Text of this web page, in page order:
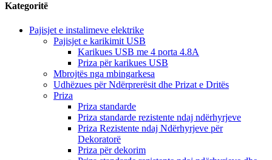
Kategoritë
Pajisjet e instalimeve elektrike
Pajisjet e karikimit USB
Karikues USB me 4 porta 4.8A
Priza për karikues USB
Mbrojtës nga mbingarkesa
Udhëzues për Ndërprerësit dhe Prizat e Dritës
Priza
Priza standarde
Priza standarde rezistente ndaj ndërhyrjeve
Priza Rezistente ndaj Ndërhyrjeve për
Dekoratorë
Priza për dekorim